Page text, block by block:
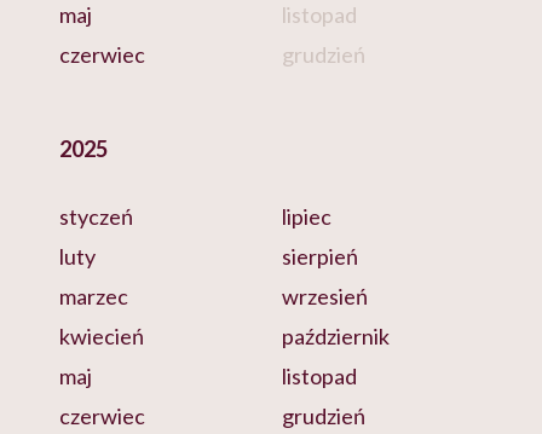
maj
czerwiec
listopad
grudzień
2025
styczeń
luty
marzec
kwiecień
maj
czerwiec
lipiec
sierpień
wrzesień
październik
listopad
grudzień